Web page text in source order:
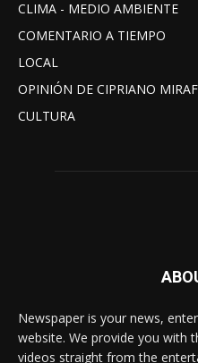
CLIMA - MEDIO AMBIENTE
COMENTARIO A TIEMPO
LOCAL
OPINIÓN DE CIPRIANO
CULTURA
Newspaper is your news,
website. We provide you with
videos straight from the